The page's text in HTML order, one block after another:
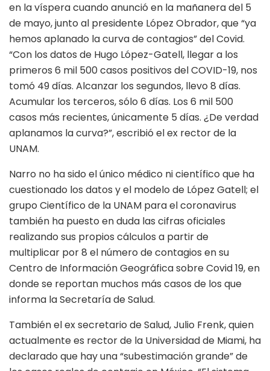
en la víspera cuando anunció en la mañanera del 5
de mayo, junto al presidente López Obrador, que “ya
hemos aplanado la curva de contagios” del Covid.
“Con los datos de Hugo López-Gatell, llegar a los
primeros 6 mil 500 casos positivos del COVID-19, nos
tomó 49 días. Alcanzar los segundos, llevo 8 días.
Acumular los terceros, sólo 6 días. Los 6 mil 500
casos más recientes, únicamente 5 días. ¿De verdad
aplanamos la curva?”, escribió el ex rector de la
UNAM.
Narro no ha sido el único médico ni científico que ha
cuestionado los datos y el modelo de López Gatell; el
grupo Científico de la UNAM para el coronavirus
también ha puesto en duda las cifras oficiales
realizando sus propios cálculos a partir de
multiplicar por 8 el número de contagios en su
Centro de Información Geográfica sobre Covid 19, en
donde se reportan muchos más casos de los que
informa la Secretaría de Salud.
También el ex secretario de Salud, Julio Frenk, quien
actualmente es rector de la Universidad de Miami, ha
declarado que hay una “subestimación grande” de